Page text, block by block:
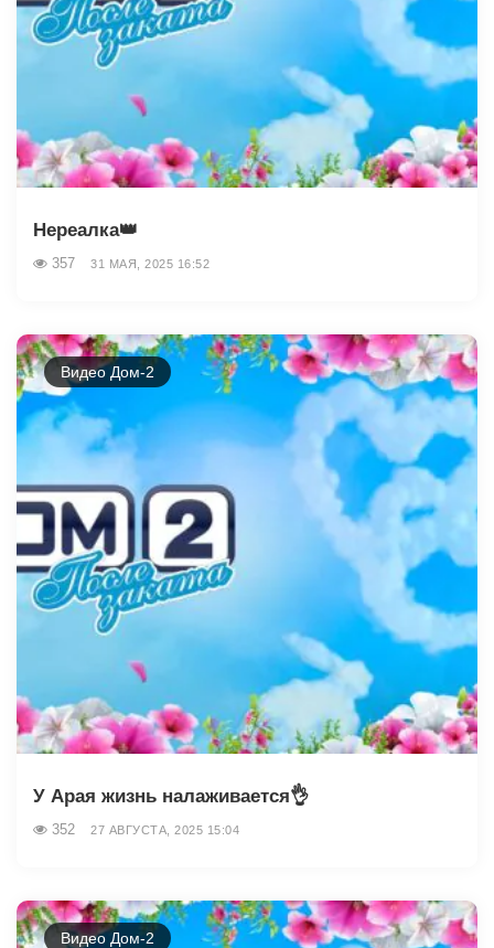
Нереалка👑
357 31 МАЯ, 2025 16:52
Видео Дом-2
У Арая жизнь налаживается👌
352 27 АВГУСТА, 2025 15:04
Видео Дом-2